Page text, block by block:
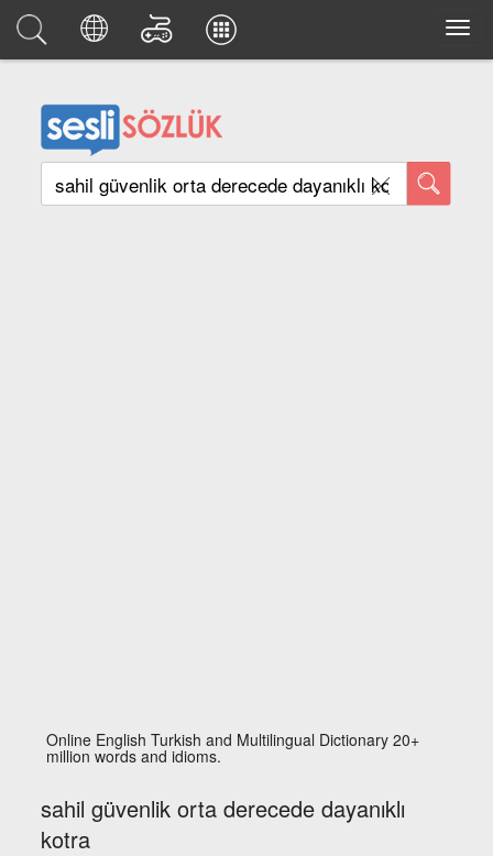
Online English Turkish and Multilingual Dictionary 20+
million words and idioms.
sahil güvenlik orta derecede dayanıklı
kotra